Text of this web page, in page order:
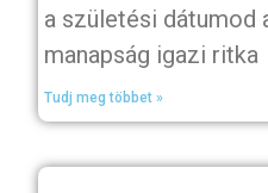
a születési dátumod
manapság igazi ritka
Tudj meg többet »